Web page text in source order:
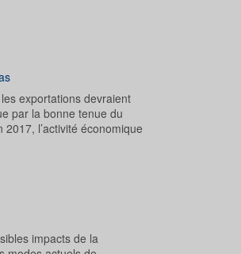
exportations devraient
par la bonne tenue du
l’activité économique
impacts de la